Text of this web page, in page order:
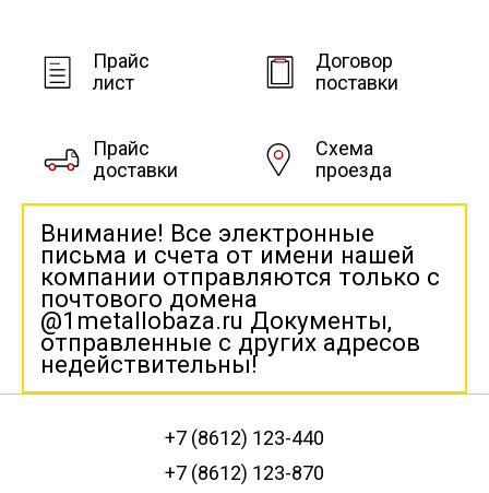
Прайс
лист
Договор
поставки
Прайс
доставки
Схема
проезда
Внимание! Все электронные
письма и счета от имени нашей
компании отправляются только с
почтового домена
@1metallobaza.ru Документы,
отправленные с других адресов
недействительны!
+7 (8612) 123-440
+7 (8612) 123-870